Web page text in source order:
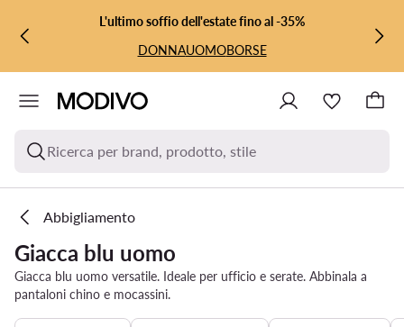
VAI AL CONTENUTO PRINCIPALE
VAI ALLA RICERCAL'ultimo soffio dell'estate fino al -35%
DONNAUOMOBORSE
Ricerca per brand, prodotto, stile
Abbigliamento
Giacca blu uomo
Giacca blu uomo versatile. Ideale per ufficio e serate. Abbinala a
pantaloni chino e mocassini.